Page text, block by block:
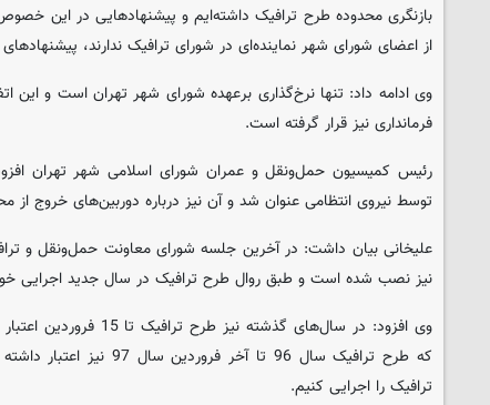
بازنگری محدوده طرح ترافیک داشته‌ایم و پیشنهاد‌هایی در این
از اعضای شورای شهر نماینده‌ای در شورای ترافیک ندارند،
وی ادامه داد: تنها نرخ‌گذاری برعهده شورای شهر تهران است و این
فرمانداری نیز قرار گرفته است.
رئیس کمیسیون حمل‌ونقل و عمران شورای اسلامی شهر تهران
توسط نیروی انتظامی عنوان شد و آن نیز درباره دوربین‌های خروج
علیخانی بیان داشت: در آخرین جلسه شورای معاونت حمل‌ونقل و
نیز نصب شده است و طبق روال طرح ترافیک در سال جدید اجرایی
وی افزود: در سال‌های
که طرح ترافیک سال 96 تا
ترافیک را اجرایی کنیم.